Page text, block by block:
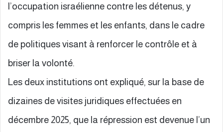
l’occupation israélienne contre les détenus, y
compris les femmes et les enfants, dans le cadre
de politiques visant à renforcer le contrôle et à
briser la volonté.
Les deux institutions ont expliqué, sur la base de
dizaines de visites juridiques effectuées en
décembre 2025, que la répression est devenue l’un